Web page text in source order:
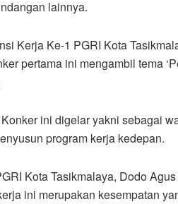
lainnya.
Kerja Ke-1 PGRI Kota
pertama ini mengambil tema
ini digelar yakni sebagai
program kerja kedepan.
Kota Tasikmalaya, Dodo
ini merupakan kesempatan